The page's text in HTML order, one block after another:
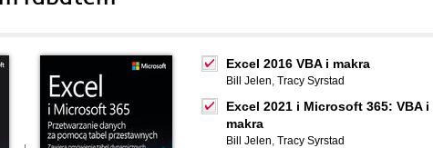
Excel 2016 VBA i makra
Bill Jelen, Tracy Syrstad
Excel 2021 i Microsoft 365: VBA i
makra
Bill Jelen, Tracy Syrstad